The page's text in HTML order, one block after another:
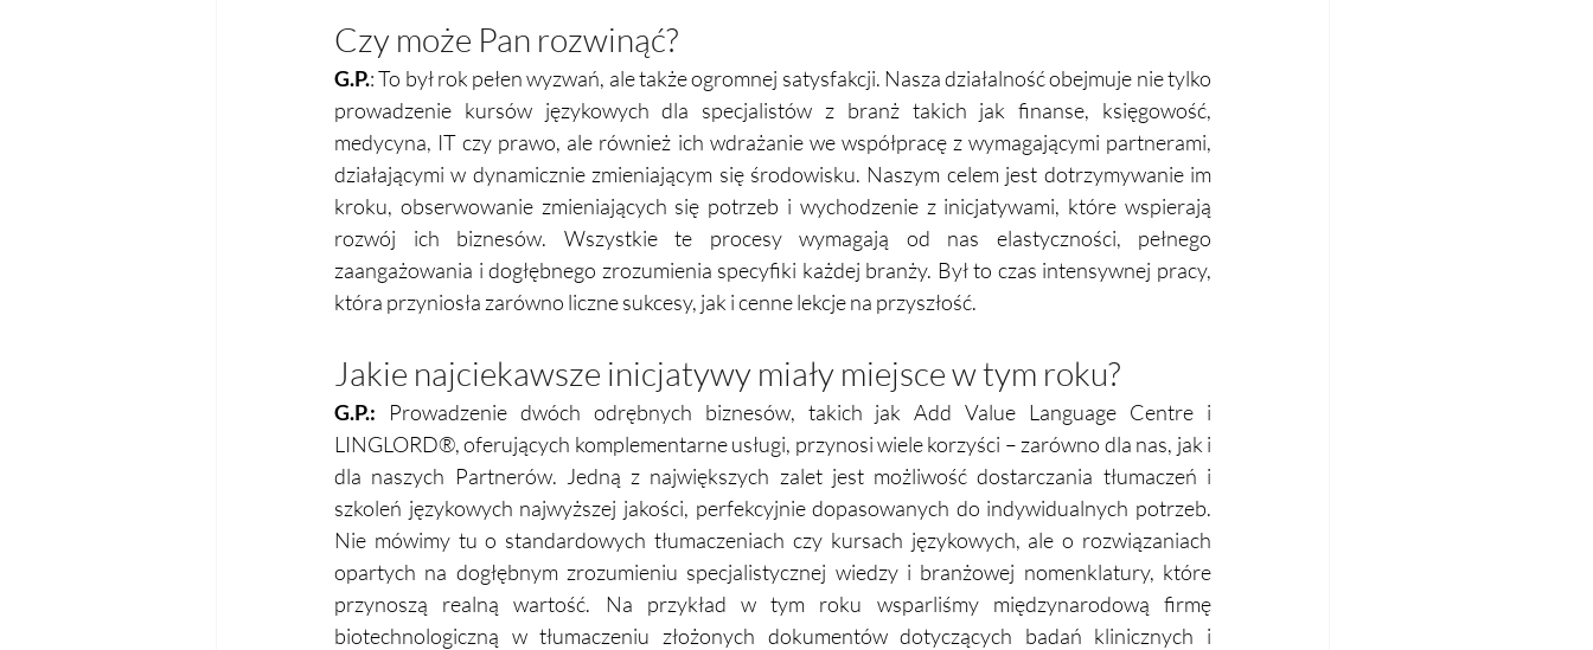
Czy może Pan rozwinąć?
G.P.: To był rok pełen wyzwań, ale także ogromnej satysfakcji. Nasza działalność obejmuje nie tylko
prowadzenie kursów językowych dla specjalistów z branż takich jak finanse, księgowość,
medycyna, IT czy prawo, ale również ich wdrażanie we współpracę z wymagającymi partnerami,
działającymi w dynamicznie zmieniającym się środowisku. Naszym celem jest dotrzymywanie im
kroku, obserwowanie zmieniających się potrzeb i wychodzenie z inicjatywami, które wspierają
rozwój ich biznesów. Wszystkie te procesy wymagają od nas elastyczności, pełnego
zaangażowania i dogłębnego zrozumienia specyfiki każdej branży. Był to czas intensywnej pracy,
która przyniosła zarówno liczne sukcesy, jak i cenne lekcje na przyszłość.
Jakie najciekawsze inicjatywy miały miejsce w tym roku?
G.P.: Prowadzenie dwóch odrębnych biznesów, takich jak Add Value Language Centre i
LINGLORD®, oferujących komplementarne usługi, przynosi wiele korzyści – zarówno dla nas, jak i
dla naszych Partnerów. Jedną z największych zalet jest możliwość dostarczania tłumaczeń i
szkoleń językowych najwyższej jakości, perfekcyjnie dopasowanych do indywidualnych potrzeb.
Nie mówimy tu o standardowych tłumaczeniach czy kursach językowych, ale o rozwiązaniach
opartych na dogłębnym zrozumieniu specjalistycznej wiedzy i branżowej nomenklatury, które
przynoszą realną wartość. Na przykład w tym roku wsparliśmy międzynarodową firmę
biotechnologiczną w tłumaczeniu złożonych dokumentów dotyczących badań klinicznych i